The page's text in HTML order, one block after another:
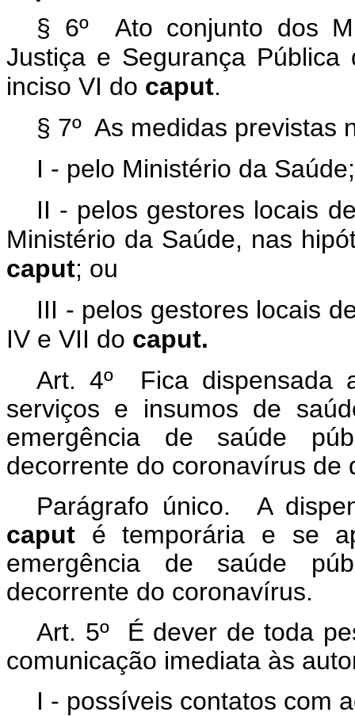
§ 6º Ato conjunto dos
Justiça e Segurança
inciso VI do caput.
§ 7º As medidas previstas
I - pelo Ministério da Saúde;
II - pelos gestores locais
Ministério da Saúde, nas
caput; ou
III - pelos gestores locais
IV e VII do caput.
Art. 4º Fica dispensada
serviços e insumos de
emergência de saúde
decorrente do coronavírus de
Parágrafo único. A
caput é temporária e se
emergência de saúde
decorrente do coronavírus.
Art. 5º É dever de toda
comunicação imediata às
I - possíveis contatos com